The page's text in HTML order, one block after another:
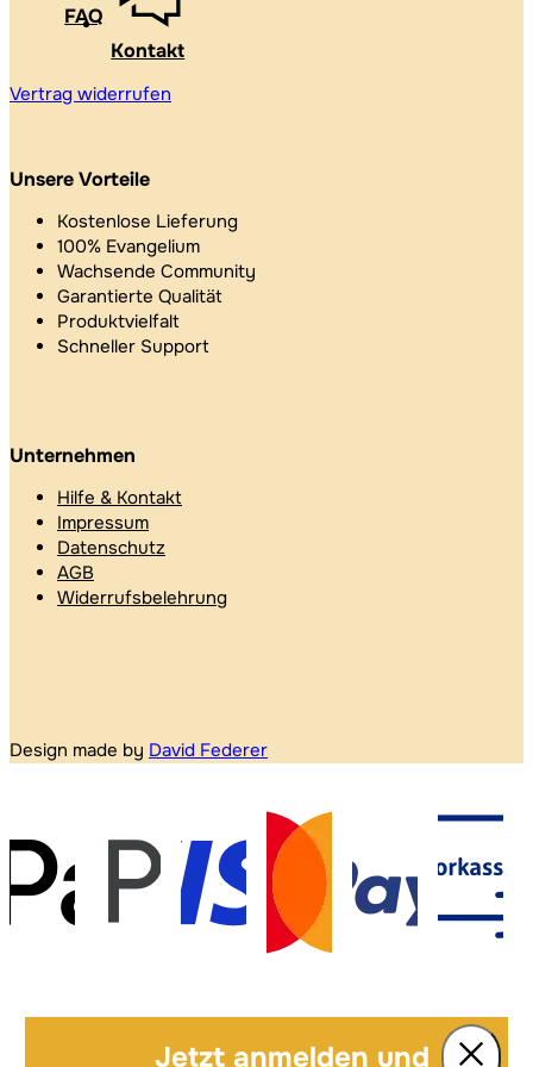
FAQ
Kontakt
Vertrag widerrufen
Unsere Vorteile
Kostenlose Lieferung
100% Evangelium
Wachsende Community
Garantierte Qualität
Produktvielfalt
Schneller Support
Unternehmen
Hilfe & Kontakt
Impressum
Datenschutz
AGB
Widerrufsbelehrung
Design made by David Federer
Jetzt anmelden und